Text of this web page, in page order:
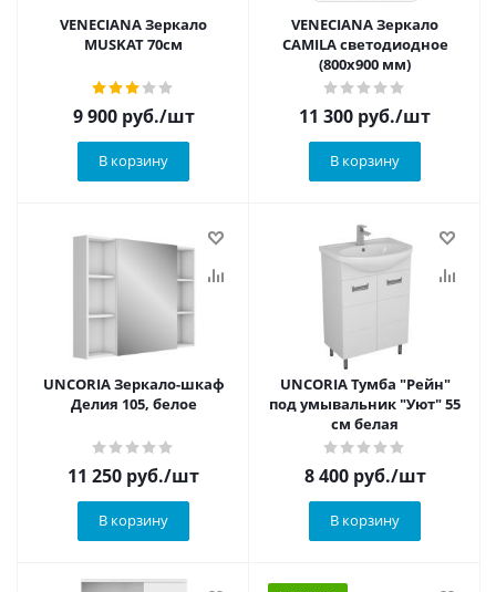
VENECIANA Зеркало
MUSKAT 70см
9 900руб./шт
В корзину
VENECIANA Зеркало
CAMILA светодиодное
(800х900 мм)
11 300 руб./шт
В корзину
UNCORIA Зеркало-шкаф
Делия 105, белое
11 250 руб./шт
В корзину
UNCORIA Тумба "Рейн"
под умывальник "Уют" 55
см белая
8 400руб./шт
В корзину